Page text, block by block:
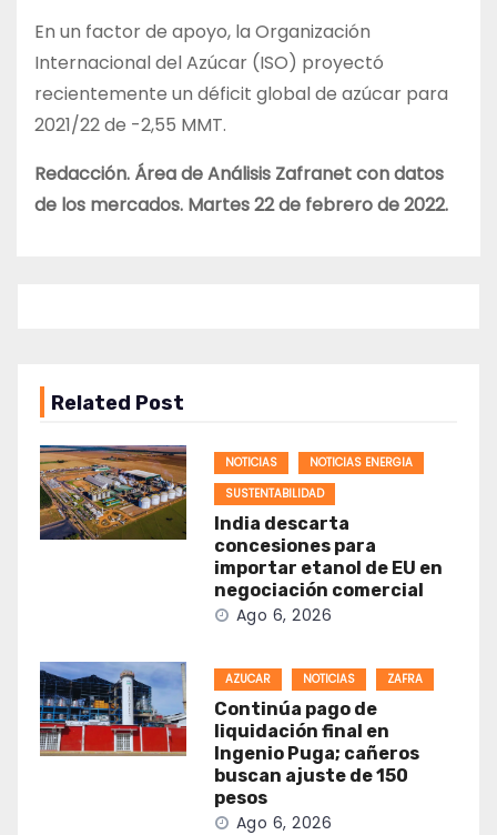
En un factor de apoyo, la Organización
Internacional del Azúcar (ISO) proyectó
recientemente un déficit global de azúcar para
2021/22 de -2,55 MMT.
Redacción. Área de Análisis Zafranet con datos
de los mercados. Martes 22 de febrero de 2022.
Related Post
NOTICIAS
NOTICIAS ENERGIA
SUSTENTABILIDAD
India descarta
concesiones para
importar etanol de EU en
negociación comercial
Ago 6, 2026
AZUCAR NOTICIAS ZAFRA
Continúa pago de
liquidación final en
Ingenio Puga; cañeros
buscan ajuste de 150
pesos
Ago 6, 2026